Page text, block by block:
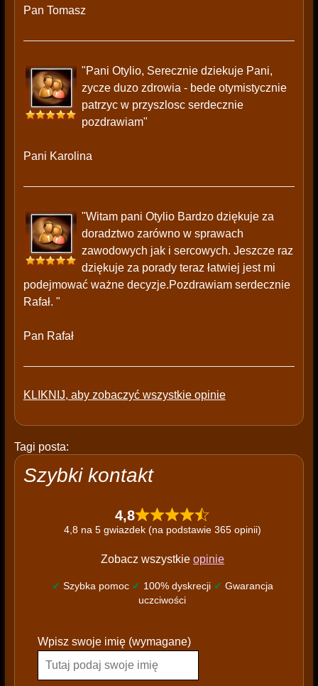
Pan Tomasz
"Pani Otylio, Serecznie dziekuje Pani,
zycze duzo zdrowia - bede otymistycznie
patrzyc w przyszlosc serdecznie
pozdrawiam"
Pani Karolina
"Witam pani Otylio Bardzo dziękuje za
doradztwo zarówno w sprawach
zawodowych jak i sercowych. Jeszcze raz
dziękuje za porady teraz łatwiej jest mi
podejmować ważne decyzje.Pozdrawiam serdecznie
Rafał. "
Pan Rafał
KLIKNIJ, aby zobaczyć wszystkie opinie
Tagi posta:
Szybki kontakt
4,8
4,8 na 5 gwiazdek (na podstawie 365 opinii)
Zobacz wszystkie opinie
✔ Szybka pomoc ✔ 100% dyskrecji ✔ Gwarancja
uczciwości
l
a
Wpisz swoje imię (wymagane)